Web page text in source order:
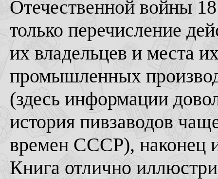
Отечественной войны
только перечисление
их владельцев и места
промышленных
(здесь информации
история пивзаводов
времен СССР), наконец
Книга отлично